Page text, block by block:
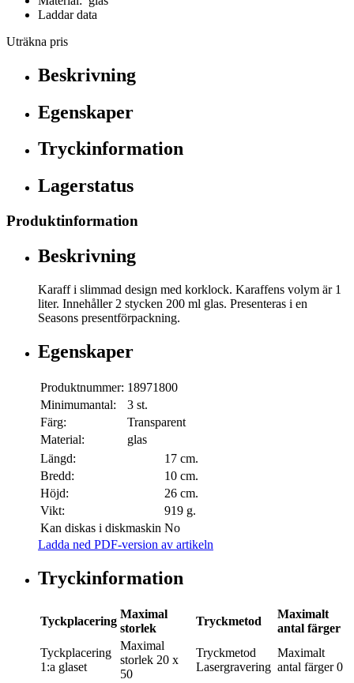
Laddar data
Uträkna pris
Beskrivning
Egenskaper
Tryckinformation
Lagerstatus
Produktinformation
Beskrivning
Karaff i slimmad design med korklock. Karaffens volym är 1
liter. Innehåller 2 stycken 200 ml glas. Presenteras i en
Seasons presentförpackning.
Egenskaper
Produktnummer: 18971800
Minimumantal:
3 st.
Färg:
Transparent
Material:
glas
Längd:
17 cm.
Bredd:
10 cm.
Höjd:
26 cm.
Vikt:
919 g.
Kan diskas i diskmaskin No
Ladda ned PDF-version av artikeln
Tryckinformation
Tyckplacering
Maximal
storlek
Tryckmetod
Maximalt
antal färger
Tyckplacering
1:a glaset
Maximal
storlek 20 x
50
Tryckmetod
Lasergravering
Maximalt
antal färger 0